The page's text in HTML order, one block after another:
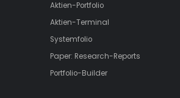
Aktien-Portfolio
Aktien-Terminal
Systemfolio
Paper: Research-Reports
Portfolio-Builder